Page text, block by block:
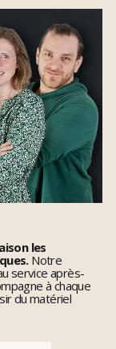
les
Notre
service après-
à chaque
du matériel